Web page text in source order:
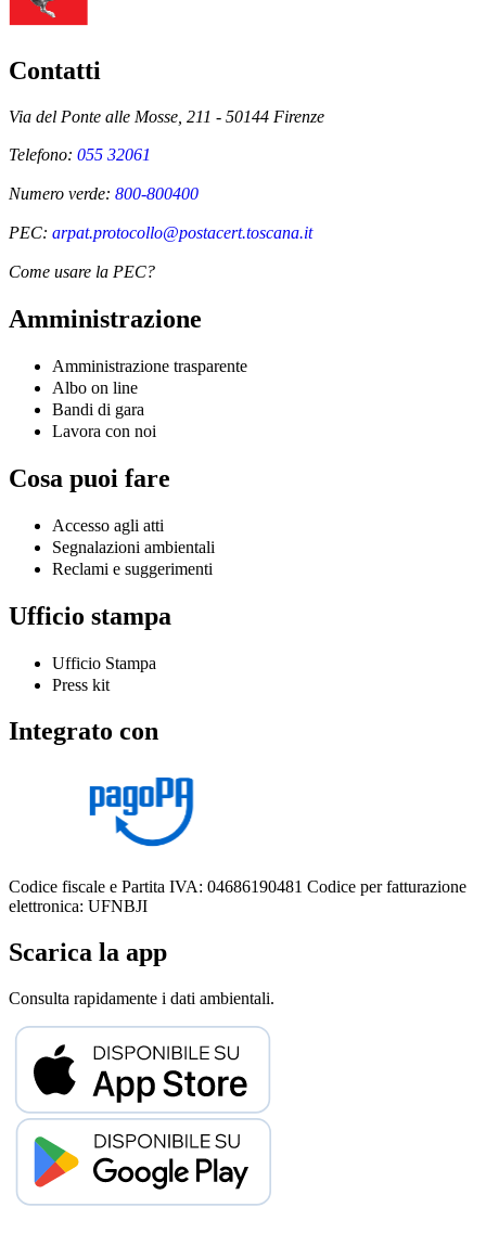
Contatti
Via del Ponte alle Mosse, 211 - 50144 Firenze
Telefono: 055 32061
Numero verde: 800-800400
PEC: arpat.protocollo@postacert.toscana.it
Come usare la PEC?
Amministrazione
Amministrazione trasparente
Albo on line
Bandi di gara
Lavora con noi
Cosa puoi fare
Accesso agli atti
Segnalazioni ambientali
Reclami e suggerimenti
Ufficio stampa
Ufficio Stampa
Press kit
Integrato con
Codice fiscale e Partita IVA: 04686190481 Codice per fatturazione
elettronica: UFNBJI
Scarica la app
Consulta rapidamente i dati ambientali.